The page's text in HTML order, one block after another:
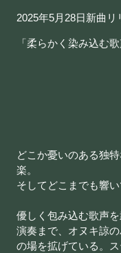
2025年5月28日新曲リ
「柔らかく染み込む
どこか憂いのある独
楽。
そしてどこまでも響い
優しく包み込む歌声
演奏まで、オヌキ諒
の場を拡げている。